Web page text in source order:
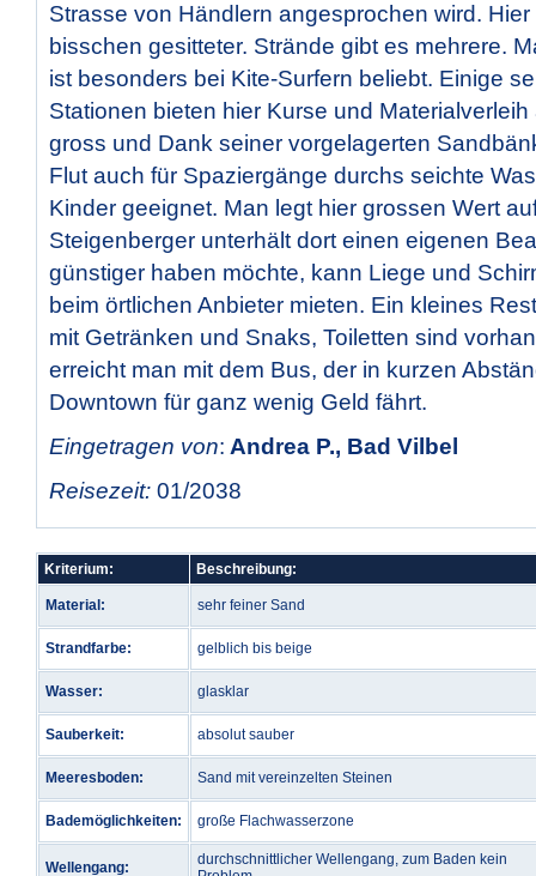
Strasse von Händlern angesprochen wird. Hier
bisschen gesitteter. Strände gibt es mehrere.
ist besonders bei Kite-Surfern beliebt. Einige
Stationen bieten hier Kurse und
gross und Dank seiner vorgelagerten
Flut auch für Spaziergänge durchs seichte
Kinder geeignet. Man legt hier grossen Wert
Steigenberger unterhält dort einen eigenen
günstiger haben möchte, kann Liege und
beim örtlichen Anbieter mieten. Ein kleines
mit Getränken und Snaks, Toiletten sind
erreicht man mit dem Bus, der in kurzen
Downtown für ganz wenig Geld fährt.
Eingetragen von: Andrea P., Bad Vilbel
Reisezeit: 01/2038
Kriterium: Beschreibung:
Material: sehr feiner Sand
Strandfarbe: gelblich bis beige
Wasser: glasklar
Sauberkeit: absolut sauber
Meeresboden: Sand mit vereinzelten Steinen
Bademöglichkeiten: große Flachwasserzone
Wellengang:
durchschnittlicher Wellengang, zum Baden kein